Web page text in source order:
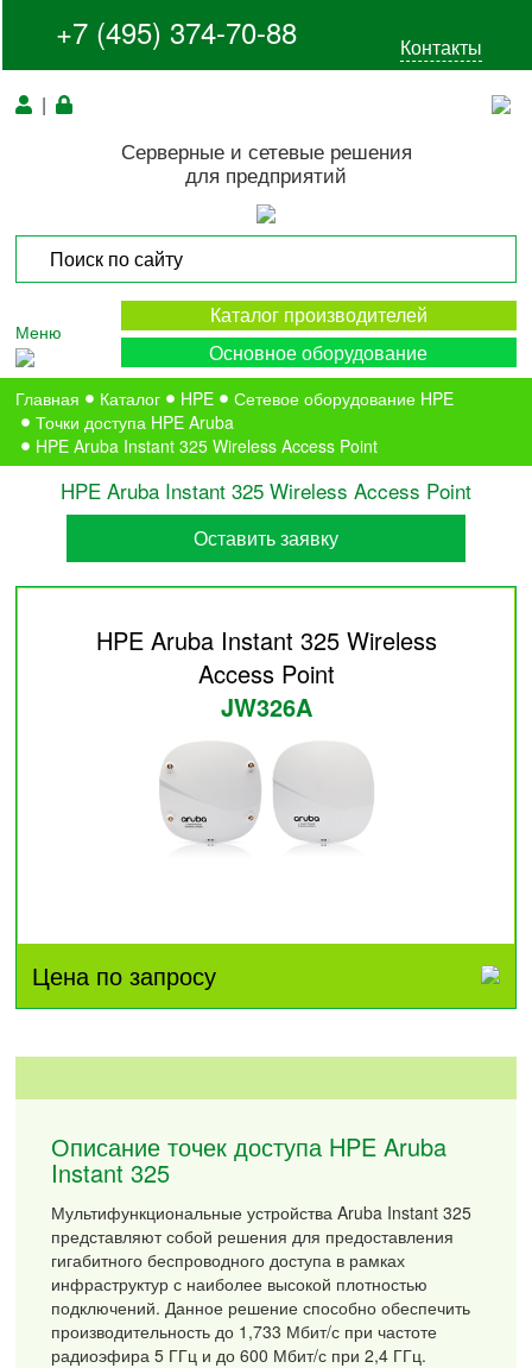
+7 (495) 374-70-88 Контакты
|
Серверные и сетевые решения
для предприятий
Меню
Каталог производителей
Основное оборудование
Главная Каталог HPE
Сетевое оборудование HPE
Точки доступа HPE Aruba
HPE Aruba Instant 325 Wireless Access Point
HPE Aruba Instant 325 Wireless Access Point
Оставить заявку
HPE Aruba Instant 325 Wireless
Access Point
JW326A
Цена по запросу
Описание точек доступа HPE Aruba
Instant 325
Мультифункциональные устройства Aruba Instant 325
представляют собой решения для предоставления
гигабитного беспроводного доступа в рамках
инфраструктур с наиболее высокой плотностью
подключений. Данное решение способно обеспечить
производительность до 1,733 Мбит/с при частоте
радиоэфира 5 ГГц и до 600 Мбит/с при 2,4 ГГц.